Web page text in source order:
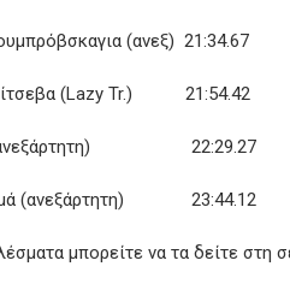
(ανεξ) 21:34.67
(Lazy Tr.) 21:54.42
(ανεξάρτητη) 22:29.27
(ανεξάρτητη) 23:44.12
μπορείτε να τα δείτε στη